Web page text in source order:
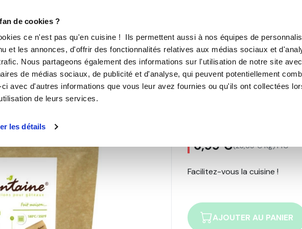
de cookies ?
ce n'est pas qu'en cuisine ! Ils permettent aussi à nos équipes de
et les annonces, d'offrir des fonctionnalités relatives aux médias sociaux et
Nous partageons également des informations sur l'utilisation de notre site
de médias sociaux, de publicité et d'analyse, qui peuvent potentiellement
avec d'autres informations que vous leur avez fournies ou qu'ils ont collectées
de leurs services.
les détails
ÉPICERIE MISE SOUS VIDE MACHINE À CAFÉ MACHINE À GLACE
Préparation bio Gâteau au chocolat
6,99 €(23,69 € Kg)TTC
Facilitez-vous la cuisine !
AJOUTER AU PANIER